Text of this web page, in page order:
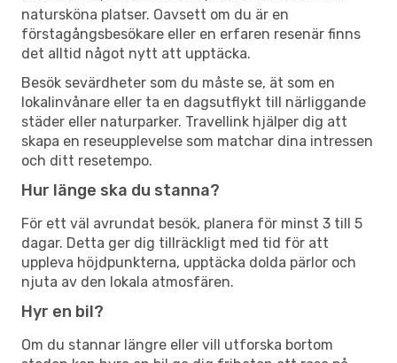
natursköna platser. Oavsett om du är en
förstagångsbesökare eller en erfaren resenär finns
det alltid något nytt att upptäcka.
Besök sevärdheter som du måste se, ät som en
lokalinvånare eller ta en dagsutflykt till närliggande
städer eller naturparker. Travellink hjälper dig att
skapa en reseupplevelse som matchar dina intressen
och ditt resetempo.
Hur länge ska du stanna?
För ett väl avrundat besök, planera för minst 3 till 5
dagar. Detta ger dig tillräckligt med tid för att
uppleva höjdpunkterna, upptäcka dolda pärlor och
njuta av den lokala atmosfären.
Hyr en bil?
Om du stannar längre eller vill utforska bortom